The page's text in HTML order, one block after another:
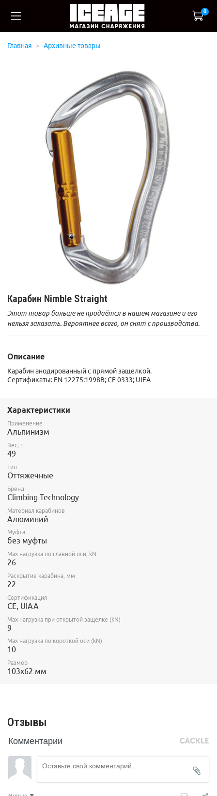
0
Главная Архивные товары
Карабин Nimble Straight
Этот товар больше не продаётся в нашем магазине и его
нельзя заказать. Вероятнее всего, он снят с производства.
Описание
Карабин анодированный с прямой защелкой.
Сертификаты: EN 12275:1998B; CE 0333; UIEA
Характеристики
Применение
Альпинизм
Вес, г
49
Тип
Оттяжечные
Бренд
Climbing Technology
Материал карабинов
Алюминий
Муфта
без муфты
Max нагрузка по главной оси, kN
26
Раскрытие карабина, мм
22
Сертификация
CE, UIAA
Max нагрузка при открытой защелке (kN)
9
Max нагрузка по короткой оси (kN)
10
Размер
103х62 мм
Отзывы
Комментарии